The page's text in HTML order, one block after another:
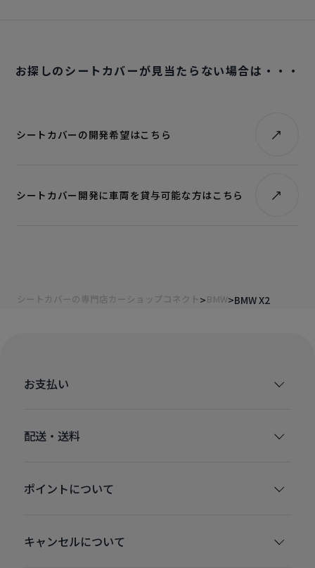
お探しのシートカバーが見当たらない場合は・・・
シートカバーの開発希望はこちら
シートカバー開発に車両を貸与可能な方はこちら
シートカバーの専門店カーショップコネクト BMW BMW X2
お支払い
配送・送料
ポイントについて
キャンセルについて